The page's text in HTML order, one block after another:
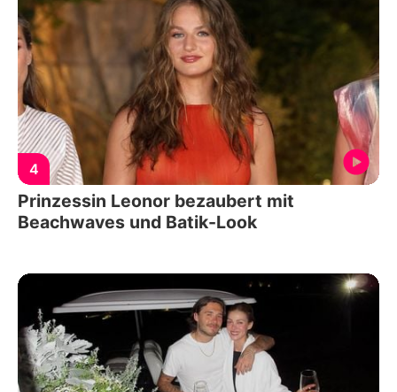
4
Prinzessin Leonor bezaubert mit
Beachwaves und Batik-Look